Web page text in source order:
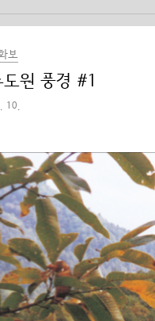
보
원 풍경 #1
10.